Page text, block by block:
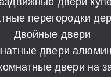
перегородки
Двойные двери
двери
двери на